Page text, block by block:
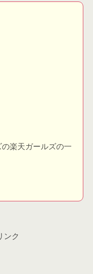
楽天ガールズの一
ンク